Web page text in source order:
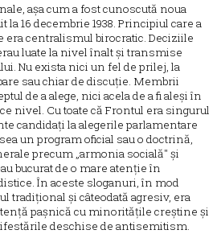
așa cum a fost cunoscută noua
16 decembrie 1938. Principiul care a
era centralismul birocratic. Deciziile
luate la nivel înalt și transmise
Nu exista nici un fel de prilej, la
sau chiar de discuție. Membrii
de a alege, nici acela de a fi aleși în
nivel. Cu toate că Frontul era singurul
candidați la alegerile parlamentare
un program oficial sau o doctrină,
precum „armonia socială" și
bucurat de o mare atenție în
În aceste sloganuri, în mod
tradițional și câteodată agresiv, era
pașnică cu minoritățile creștine și
deschise de antisemitism.